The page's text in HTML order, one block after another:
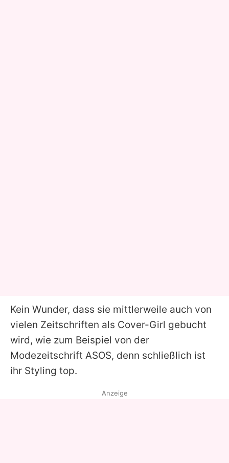
Kein Wunder, dass sie mittlerweile auch von
vielen Zeitschriften als Cover-Girl gebucht
wird, wie zum Beispiel von der
Modezeitschrift ASOS, denn schließlich ist
ihr Styling top.
Anzeige